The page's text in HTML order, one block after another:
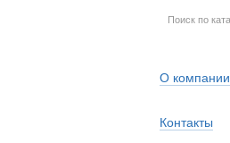
О компании
Контакты